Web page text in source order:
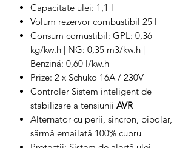
Capacitate ulei: 1,1 l
Volum rezervor combustibil 25 l
Consum comustibil: GPL: 0,36
kg/kw.h | NG: 0,35 m3/kw.h |
Benzină: 0,60 l/kw.h
Prize: 2 x Schuko 16A / 230V
Controler Sistem inteligent de
stabilizare a tensiunii AVR
Alternator cu perii, sincron, bipolar,
sârmă emailată 100% cupru